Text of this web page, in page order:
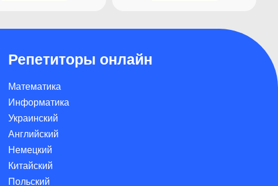
Репетиторы онлайн
Математика
Информатика
Украинский
Английский
Немецкий
Китайский
Польский